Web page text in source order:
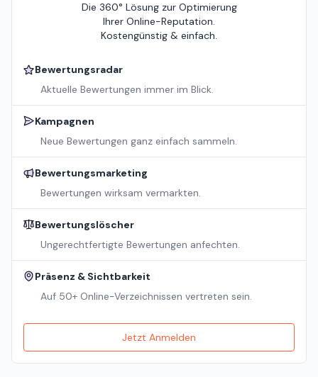
Die 360° Lösung zur Optimierung
Ihrer Online-Reputation.
Kostengünstig & einfach.
Bewertungsradar
Aktuelle Bewertungen immer im Blick.
Kampagnen
Neue Bewertungen ganz einfach sammeln.
Bewertungsmarketing
Bewertungen wirksam vermarkten.
Bewertungslöscher
Ungerechtfertigte Bewertungen anfechten.
Präsenz & Sichtbarkeit
Auf 50+ Online-Verzeichnissen vertreten sein.
Jetzt Anmelden